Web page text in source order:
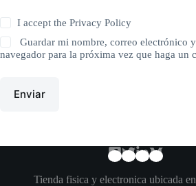
I accept thePrivacy Policy
Guardar mi nombre, correo electrónico
navegador para la próxima vez que haga un
Enviar
Tienda fisica y electronica ubicada